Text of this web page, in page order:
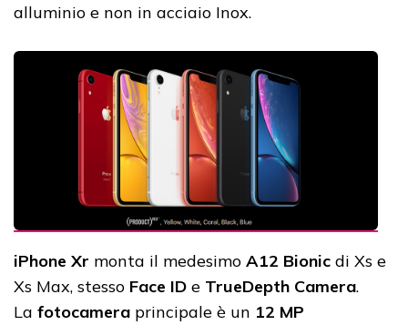
alluminio e non in acciaio Inox.
iPhone Xr monta il medesimo A12 Bionic di Xs e
Xs Max, stesso Face ID e TrueDepth Camera.
La fotocamera principale è un 12 MP